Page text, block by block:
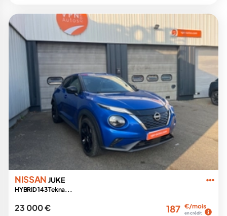
NISSAN JUKE
HYBRID 143 Tekna...
23 000 € 187 €/mois
en crédit